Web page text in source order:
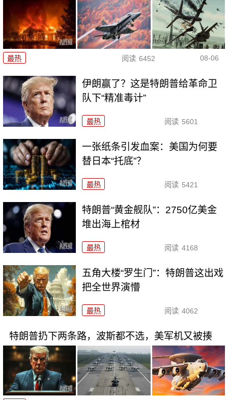
最热 阅读 6452 08-06
伊朗赢了？这是特朗普给革命卫
队下“精准毒计”
最热 阅读 5601
一张纸条引发血案：美国为何要
替日本“托底”？
最热 阅读 5421
特朗普“黄金舰队”：2750亿美金
堆出海上棺材
最热 阅读 4168
五角大楼“罗生门”：特朗普这出戏
把全世界演懵
最热 阅读 4062
特朗普扔下两条路，波斯都不选，美军机又被揍